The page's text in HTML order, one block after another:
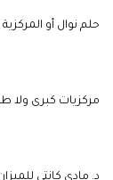
حلم نوال أو المركزية
مركزيات كبرى ولا